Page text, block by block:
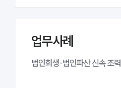
업무사례
법인회생·법인파산 신속 조력